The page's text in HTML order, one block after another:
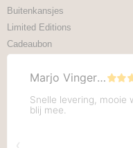
Buitenkansjes
Limited Editions
Cadeaubon